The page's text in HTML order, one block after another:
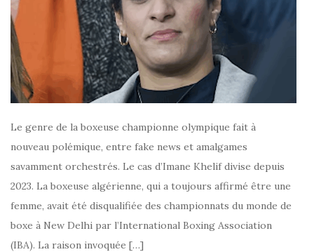
Le genre de la boxeuse championne olympique fait à
nouveau polémique, entre fake news et amalgames
savamment orchestrés. Le cas d’Imane Khelif divise depuis
2023. La boxeuse algérienne, qui a toujours affirmé être une
femme, avait été disqualifiée des championnats du monde de
boxe à New Delhi par l’International Boxing Association
(IBA). La raison invoquée […]